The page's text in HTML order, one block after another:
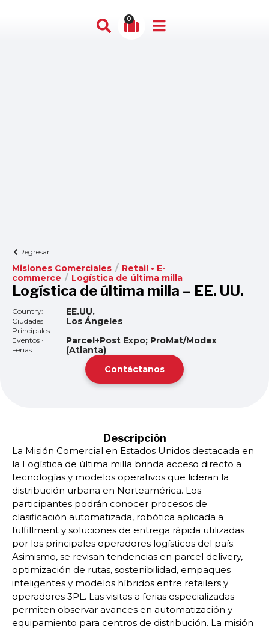
0
Regresar
Misiones Comerciales / Retail • E-
commerce / Logística de última milla
Logística de última milla – EE. UU.
Country: EE.UU.
Ciudades
Principales:
Los Ángeles
Eventos ·
Ferias:
Parcel+Post Expo; ProMat/Modex
(Atlanta)
Contáctanos
Descripción
La Misión Comercial en Estados Unidos destacada en
la Logística de última milla brinda acceso directo a
tecnologías y modelos operativos que lideran la
distribución urbana en Norteamérica. Los
participantes podrán conocer procesos de
clasificación automatizada, robótica aplicada a
fulfillment y soluciones de entrega rápida utilizadas
por los principales operadores logísticos del país.
Asimismo, se revisan tendencias en parcel delivery,
optimización de rutas, sostenibilidad, empaques
inteligentes y modelos híbridos entre retailers y
operadores 3PL. Las visitas a ferias especializadas
permiten observar avances en automatización y
equipamiento para centros de distribución. La misión